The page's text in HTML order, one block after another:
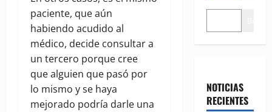
paciente, que aún
habiendo acudido al
médico, decide consultar a
un tercero porque cree
que alguien que pasó por
lo mismo y se haya
mejorado podría darle una
NOTICIAS
RECIENTES